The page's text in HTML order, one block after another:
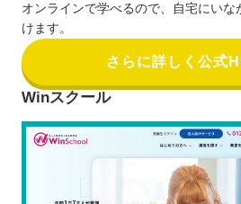
オンラインで学べるので、自宅にい
けます。
さらに詳しく公式
Winスクール